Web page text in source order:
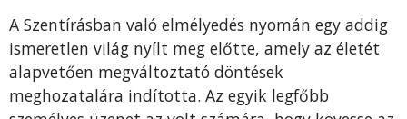
A Szentírásban való elmélyedés nyomán egy addig
ismeretlen világ nyílt meg előtte, amely az életét
alapvetően megváltoztató döntések
meghozatalára indította. Az egyik legfőbb